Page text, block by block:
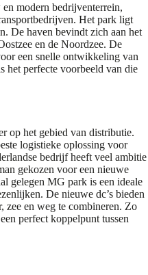
modern bedrijventerrein,
Het park ligt
De haven bevindt zich aan het
en de Noordzee. De
een snelle ontwikkeling van
het perfecte voorbeeld van die
op het gebied van distributie.
logistieke oplossing voor
bedrijf heeft veel ambitie
gekozen voor een nieuwe
gelegen MG park is een ideale
De nieuwe dc’s bieden
zee en weg te combineren. Zo
perfect koppelpunt tussen